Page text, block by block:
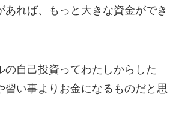
あれば、もっと大きな資金ができ
の自己投資ってわたしからした
習い事よりお金になるものだと思